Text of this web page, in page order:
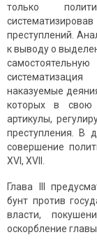
только
преступлений.
к выводу о
наказуемые
которых в свою
артикулы,
преступления. В
совершение
XVI, XVII.
Глава III
бунт против
власти,
оскорбление